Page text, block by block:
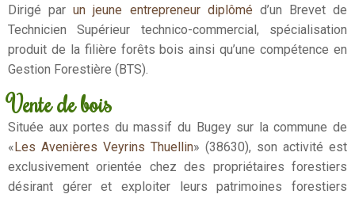
Dirigé parun jeune entrepreneur diplômé d’un Brevet de
Technicien Supérieur technico-commercial, spécialisation
produit de la filière forêts bois ainsi qu’une compétence en
Gestion Forestière (BTS).
Vente de bois
Située aux portes du massif du Bugey sur la commune de
« Les Avenières Veyrins Thuellin» (38630), son activité est
exclusivement orientée chez des propriétaires forestiers
désirant gérer et exploiter leurs patrimoines forestiers